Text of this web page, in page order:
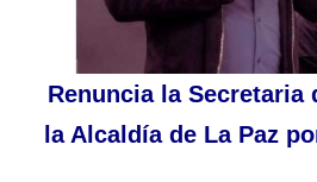
Renuncia la Secretaria
la Alcaldía de La Paz